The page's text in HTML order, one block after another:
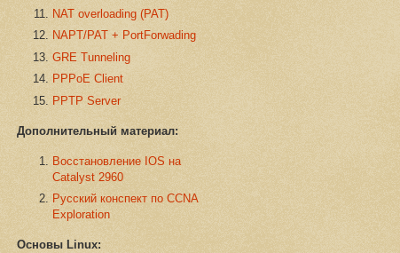
NAT overloading (PAT)
NAPT/PAT + PortForwading
GRE Tunneling
PPPoE Client
PPTP Server
Дополнительный материал:
Восстановление IOS на
Catalyst 2960
Русский конспект по CCNA
Exploration
Основы Linux: